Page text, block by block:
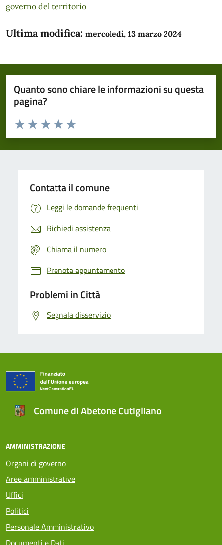
governo del territorio
Ultima modifica: mercoledì, 13 marzo 2024
Quanto sono chiare le informazioni su questa
pagina?
Domanda
Valuta da 1 a 5 stelle la pagina
Valuta 5 stelle su 5
Valuta 4 stelle su 5
Valuta 3 stelle su 5
Valuta 2 stelle su 5
Valuta 1 stelle su 5
Contatta il comune
Leggi le domande frequenti
Richiedi assistenza
Chiama il numero
Prenota appuntamento
Problemi in Città
Segnala disservizio
Comune di Abetone Cutigliano
AMMINISTRAZIONE
Organi di governo
Aree amministrative
Uffici
Politici
Personale Amministrativo
Documenti e Dati